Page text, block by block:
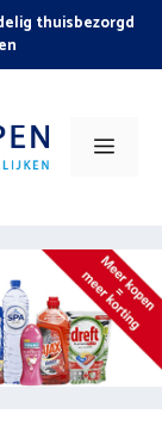
thuisbezorgd
Menu